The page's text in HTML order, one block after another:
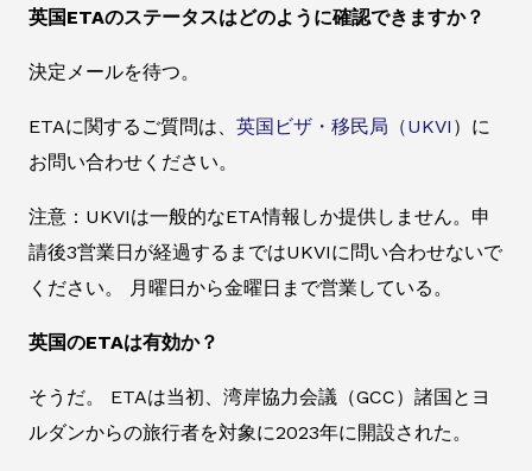
英国ETAのステータスはどのように確認できますか？
決定メールを待つ。
ETAに関するご質問は、 英国ビザ・移民局（UKVI ）に
お問い合わせください。
注意：UKVIは一般的なETA情報しか提供しません。申
請後3営業日が経過するまではUKVIに問い合わせないで
ください。 月曜日から金曜日まで営業している。
英国のETAは有効か？
そうだ。 ETAは当初、湾岸協力会議（GCC）諸国とヨ
ルダンからの旅行者を対象に2023年に開設された。